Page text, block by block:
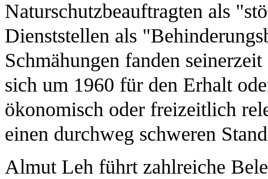
Naturschutzbeauftragten als
Dienststellen als
Schmähungen fanden
sich um 1960 für den Erhalt
ökonomisch oder freizeitlich
einen durchweg schweren
Almut Leh führt zahlreiche